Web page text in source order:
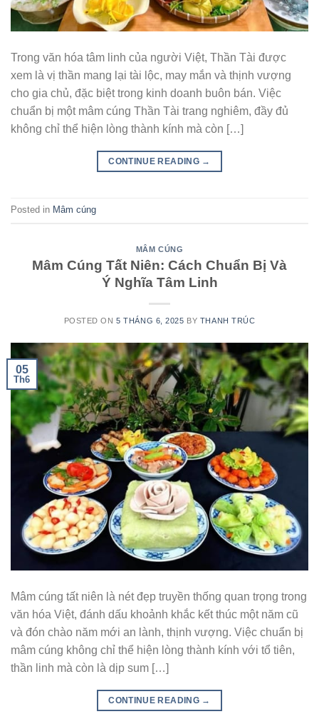
Trong văn hóa tâm linh của người Việt, Thần Tài được
xem là vị thần mang lại tài lộc, may mắn và thịnh vượng
cho gia chủ, đặc biệt trong kinh doanh buôn bán. Việc
chuẩn bị một mâm cúng Thần Tài trang nghiêm, đầy đủ
không chỉ thể hiện lòng thành kính mà còn […]
CONTINUE READING →
Posted in Mâm cúng
MÂM CÚNG
Mâm Cúng Tất Niên: Cách Chuẩn Bị Và
Ý Nghĩa Tâm Linh
POSTED ON5 THÁNG 6, 2025 BY THANH TRÚC
05
Th6
Mâm cúng tất niên là nét đẹp truyền thống quan trọng trong
văn hóa Việt, đánh dấu khoảnh khắc kết thúc một năm cũ
và đón chào năm mới an lành, thịnh vượng. Việc chuẩn bị
mâm cúng không chỉ thể hiện lòng thành kính với tổ tiên,
thần linh mà còn là dịp sum […]
CONTINUE READING →